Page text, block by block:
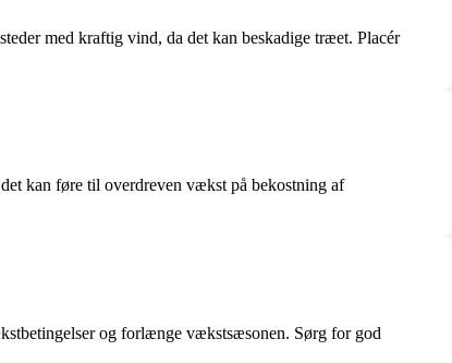
med kraftig vind, da det kan beskadige træet. Placér
kan føre til overdreven vækst på bekostning af
og forlænge vækstsæsonen. Sørg for god